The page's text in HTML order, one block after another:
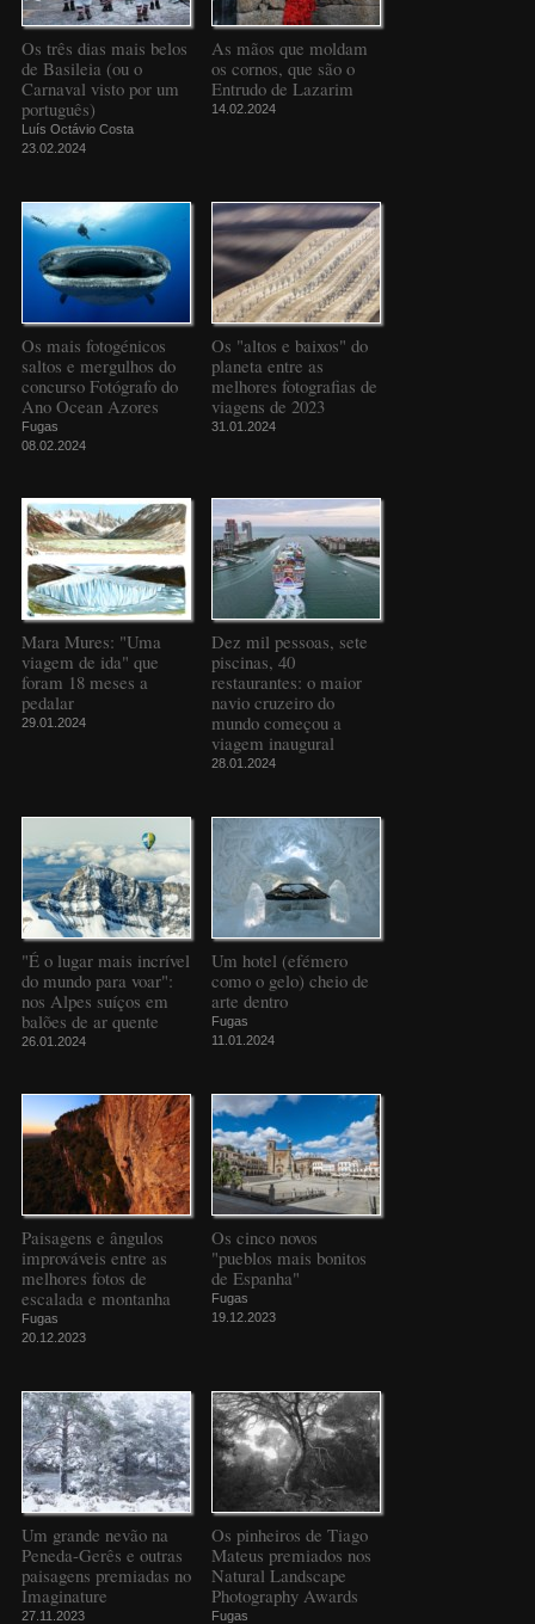
Os três dias mais belos
de Basileia (ou o
Carnaval visto por um
português)
Luís Octávio Costa
23.02.2024
As mãos que moldam
os cornos, que são o
Entrudo de Lazarim
14.02.2024
Os mais fotogénicos
saltos e mergulhos do
concurso Fotógrafo do
Ano Ocean Azores
Fugas
08.02.2024
Os "altos e baixos" do
planeta entre as
melhores fotografias de
viagens de 2023
31.01.2024
Mara Mures: "Uma
viagem de ida" que
foram 18 meses a
pedalar
29.01.2024
Dez mil pessoas, sete
piscinas, 40
restaurantes: o maior
navio cruzeiro do
mundo começou a
viagem inaugural
28.01.2024
"É o lugar mais incrível
do mundo para voar":
nos Alpes suíços em
balões de ar quente
26.01.2024
Um hotel (efémero
como o gelo) cheio de
arte dentro
Fugas
11.01.2024
Paisagens e ângulos
improváveis entre as
melhores fotos de
escalada e montanha
Fugas
20.12.2023
Os cinco novos
"pueblos mais bonitos
de Espanha"
Fugas
19.12.2023
Um grande nevão na
Peneda-Gerês e outras
paisagens premiadas no
Imaginature
27.11.2023
Os pinheiros de Tiago
Mateus premiados nos
Natural Landscape
Photography Awards
Fugas